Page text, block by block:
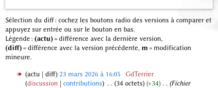
Sélection du diff : cochez les boutons radio des versions à comparer et
appuyez sur entrée ou sur le bouton en bas.
Légende : (actu)= différence avec la dernière version,
(diff)= différence avec la version précédente, m = modification
mineure.
actu diff 23 mars 2026 à 16:05
GdTerrier
discussion
contributions 34 octets +34 ‎
Fichier